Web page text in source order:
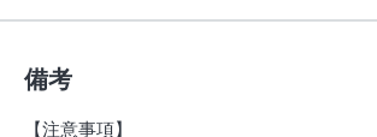
備考
【注意事項】